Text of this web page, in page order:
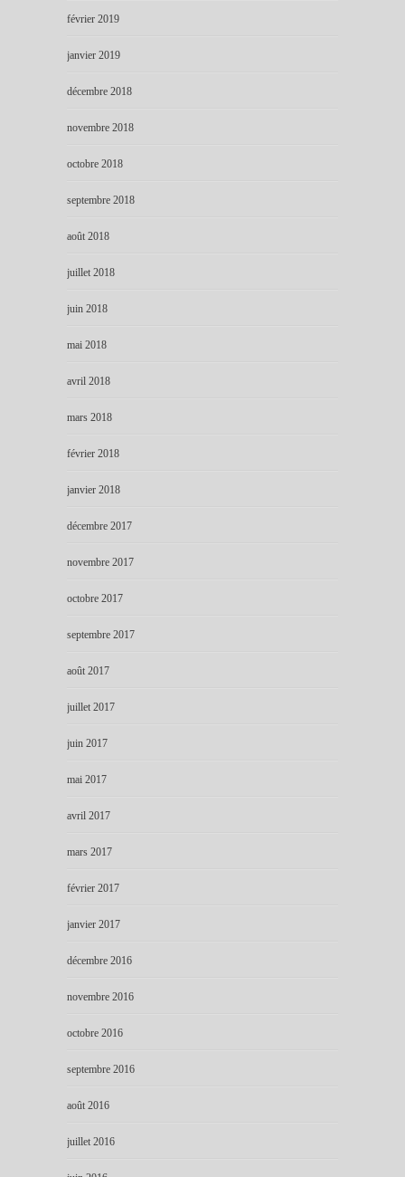
février 2019
janvier 2019
décembre 2018
novembre 2018
octobre 2018
septembre 2018
août 2018
juillet 2018
juin 2018
mai 2018
avril 2018
mars 2018
février 2018
janvier 2018
décembre 2017
novembre 2017
octobre 2017
septembre 2017
août 2017
juillet 2017
juin 2017
mai 2017
avril 2017
mars 2017
février 2017
janvier 2017
décembre 2016
novembre 2016
octobre 2016
septembre 2016
août 2016
juillet 2016